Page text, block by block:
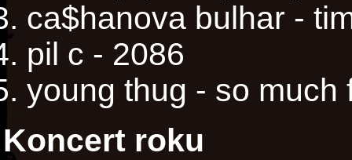
ca$hanova bulhar -
pil c - 2086
young thug - so much
Koncert roku